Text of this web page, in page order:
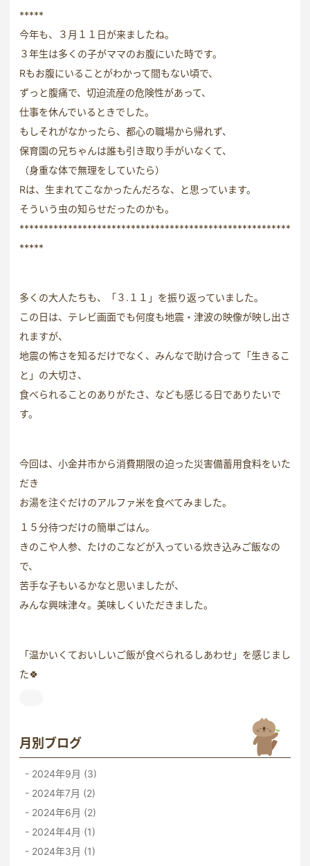
*****
今年も、３月１１日が来ましたね。
３年生は多くの子がママのお腹にいた時です。
Rもお腹にいることがわかって間もない頃で、
ずっと腹痛で、切迫流産の危険性があって、
仕事を休んでいるときでした。
もしそれがなかったら、都心の職場から帰れず、
保育園の兄ちゃんは誰も引き取り手がいなくて、
（身重な体で無理をしていたら）
Rは、生まれてこなかったんだろな、と思っています。
そういう虫の知らせだったのかも。
********************************************************
*****
多くの大人たちも、「３.１１」を振り返っていました。
この日は、テレビ画面でも何度も地震・津波の映像が映し出さ
れますが、
地震の怖さを知るだけでなく、みんなで助け合って「生きるこ
と」の大切さ、
食べられることのありがたさ、なども感じる日でありたいで
す。
今回は、小金井市から消費期限の迫った災害備蓄用食料をいた
だき
お湯を注ぐだけのアルファ米を食べてみました。
１５分待つだけの簡単ごはん。
きのこや人参、たけのこなどが入っている炊き込みご飯なの
で、
苦手な子もいるかなと思いましたが、
みんな興味津々。美味しくいただきました。
「温かいくておいしいご飯が食べられるしあわせ」を感じまし
た🍀
月別ブログ
2024年9月 (3)
2024年7月 (2)
2024年6月 (2)
2024年4月 (1)
2024年3月 (1)